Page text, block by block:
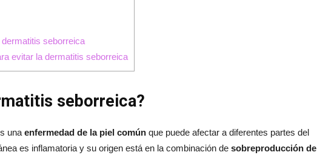
seborreica
evitar la dermatitis seborreica
seborreica?
una enfermedad de la piel común que puede afectar a diferentes partes del
es inflamatoria y su origen está en la combinación de sobreproducción de